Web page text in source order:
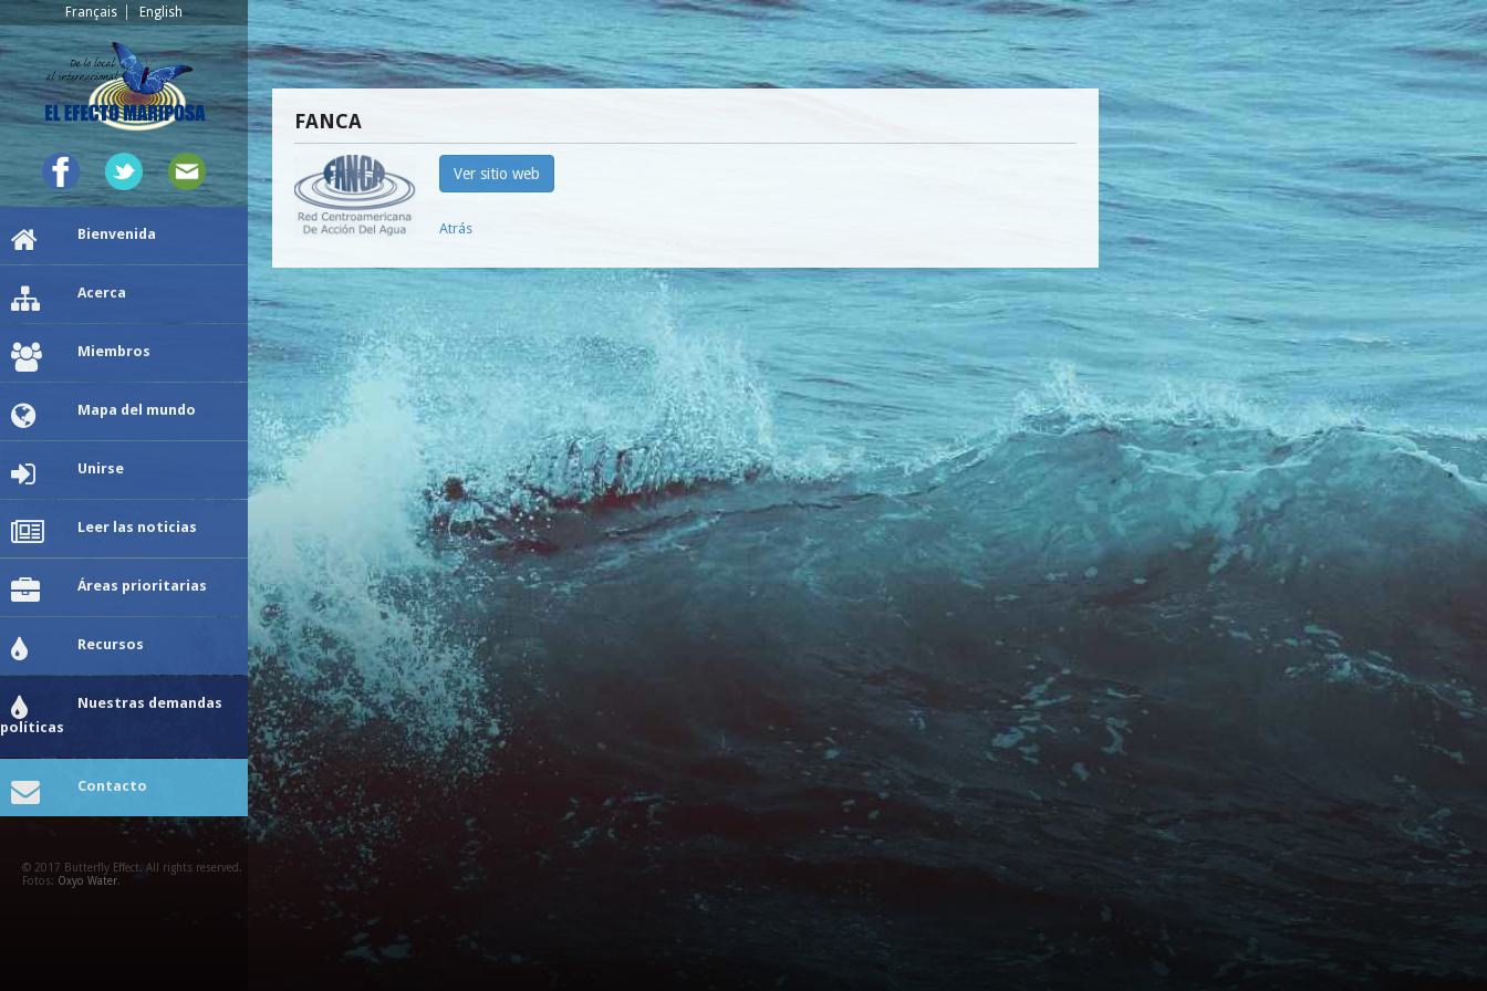
Français English
Bienvenida
Acerca
Miembros
Mapa del mundo
Unirse
Leer las noticias
Áreas prioritarias
Recursos
Nuestras demandas
políticas
Contacto
© 2017 Butterfly Effect. All rights reserved.
Fotos: Oxyo Water.
FANCA
Ver sitio web
Atrás